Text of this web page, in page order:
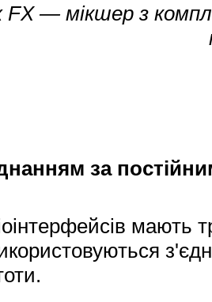
FX — мікшер з
за
мають